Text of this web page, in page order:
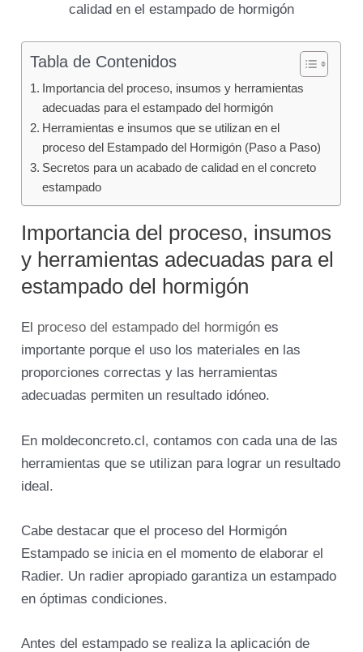
calidad en el estampado de hormigón
Tabla de Contenidos
Importancia del proceso, insumos y herramientas
adecuadas para el estampado del hormigón
Herramientas e insumos que se utilizan en el
proceso del Estampado del Hormigón (Paso a Paso)
Secretos para un acabado de calidad en el concreto
estampado
Importancia del proceso, insumos
y herramientas adecuadas para el
estampado del hormigón
El proceso del estampado del hormigón es
importante porque el uso los materiales en las
proporciones correctas y las herramientas
adecuadas permiten un resultado idóneo.
En moldeconcreto.cl, contamos con cada una de las
herramientas que se utilizan para lograr un resultado
ideal.
Cabe destacar que el proceso del Hormigón
Estampado se inicia en el momento de elaborar el
Radier. Un radier apropiado garantiza un estampado
en óptimas condiciones.
Antes del estampado se realiza la aplicación de